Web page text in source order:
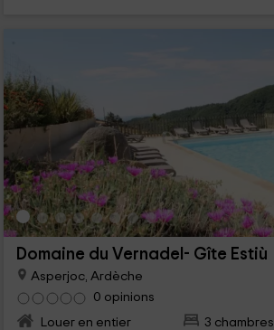
Domaine du Vernadel- Gîte Estiù
Asperjoc, Ardèche
0 opinions
Louer en entier
3 chambres